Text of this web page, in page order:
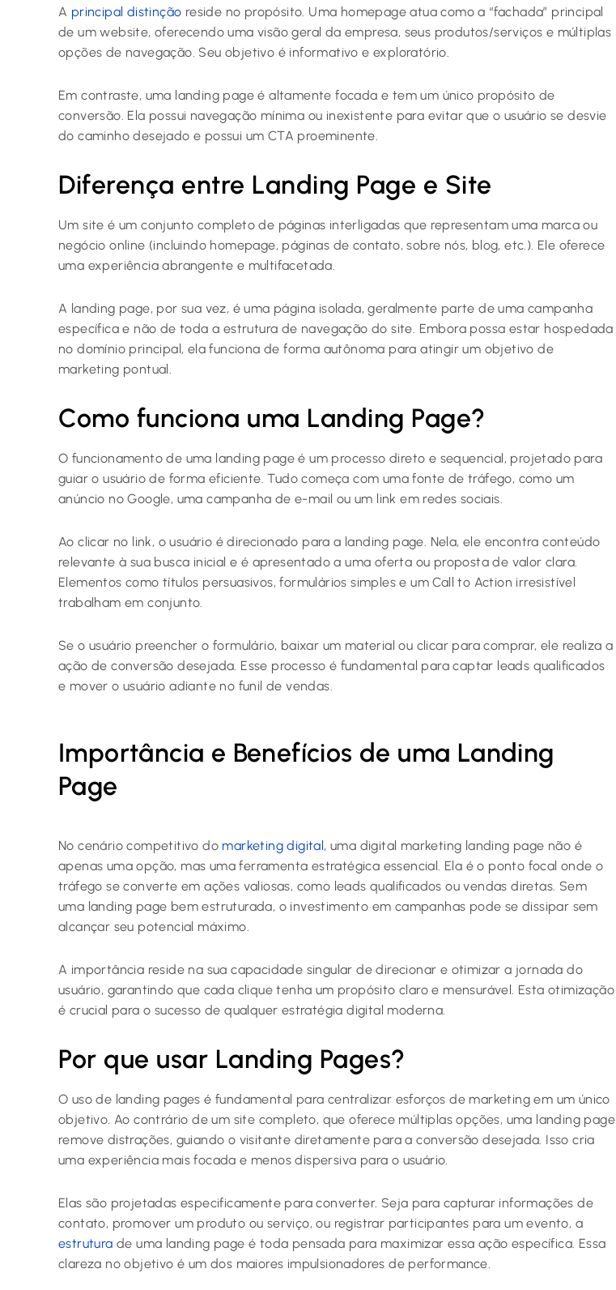
A principal distinção reside no propósito. Uma homepage atua como a “fachada” principal
de um website, oferecendo uma visão geral da empresa, seus produtos/serviços e múltiplas
opções de navegação. Seu objetivo é informativo e exploratório.
Em contraste, uma landing page é altamente focada e tem um único propósito de
conversão. Ela possui navegação mínima ou inexistente para evitar que o usuário se desvie
do caminho desejado e possui um CTA proeminente.
Diferença entre Landing Page e Site
Um site é um conjunto completo de páginas interligadas que representam uma marca ou
negócio online (incluindo homepage, páginas de contato, sobre nós, blog, etc.). Ele oferece
uma experiência abrangente e multifacetada.
A landing page, por sua vez, é uma página isolada, geralmente parte de uma campanha
específica e não de toda a estrutura de navegação do site. Embora possa estar hospedada
no domínio principal, ela funciona de forma autônoma para atingir um objetivo de
marketing pontual.
Como funciona uma Landing Page?
O funcionamento de uma landing page é um processo direto e sequencial, projetado para
guiar o usuário de forma eficiente. Tudo começa com uma fonte de tráfego, como um
anúncio no Google, uma campanha de e-mail ou um link em redes sociais.
Ao clicar no link, o usuário é direcionado para a landing page. Nela, ele encontra conteúdo
relevante à sua busca inicial e é apresentado a uma oferta ou proposta de valor clara.
Elementos como títulos persuasivos, formulários simples e um Call to Action irresistível
trabalham em conjunto.
Se o usuário preencher o formulário, baixar um material ou clicar para comprar, ele realiza a
ação de conversão desejada. Esse processo é fundamental para captar leads qualificados
e mover o usuário adiante no funil de vendas.
Importância e Benefícios de uma Landing
Page
No cenário competitivo do marketing digital, uma digital marketing landing page não é
apenas uma opção, mas uma ferramenta estratégica essencial. Ela é o ponto focal onde o
tráfego se converte em ações valiosas, como leads qualificados ou vendas diretas. Sem
uma landing page bem estruturada, o investimento em campanhas pode se dissipar sem
alcançar seu potencial máximo.
A importância reside na sua capacidade singular de direcionar e otimizar a jornada do
usuário, garantindo que cada clique tenha um propósito claro e mensurável. Esta otimização
é crucial para o sucesso de qualquer estratégia digital moderna.
Por que usar Landing Pages?
O uso de landing pages é fundamental para centralizar esforços de marketing em um único
objetivo. Ao contrário de um site completo, que oferece múltiplas opções, uma landing page
remove distrações, guiando o visitante diretamente para a conversão desejada. Isso cria
uma experiência mais focada e menos dispersiva para o usuário.
Elas são projetadas especificamente para converter. Seja para capturar informações de
contato, promover um produto ou serviço, ou registrar participantes para um evento, a
estrutura de uma landing page é toda pensada para maximizar essa ação específica. Essa
clareza no objetivo é um dos maiores impulsionadores de performance.